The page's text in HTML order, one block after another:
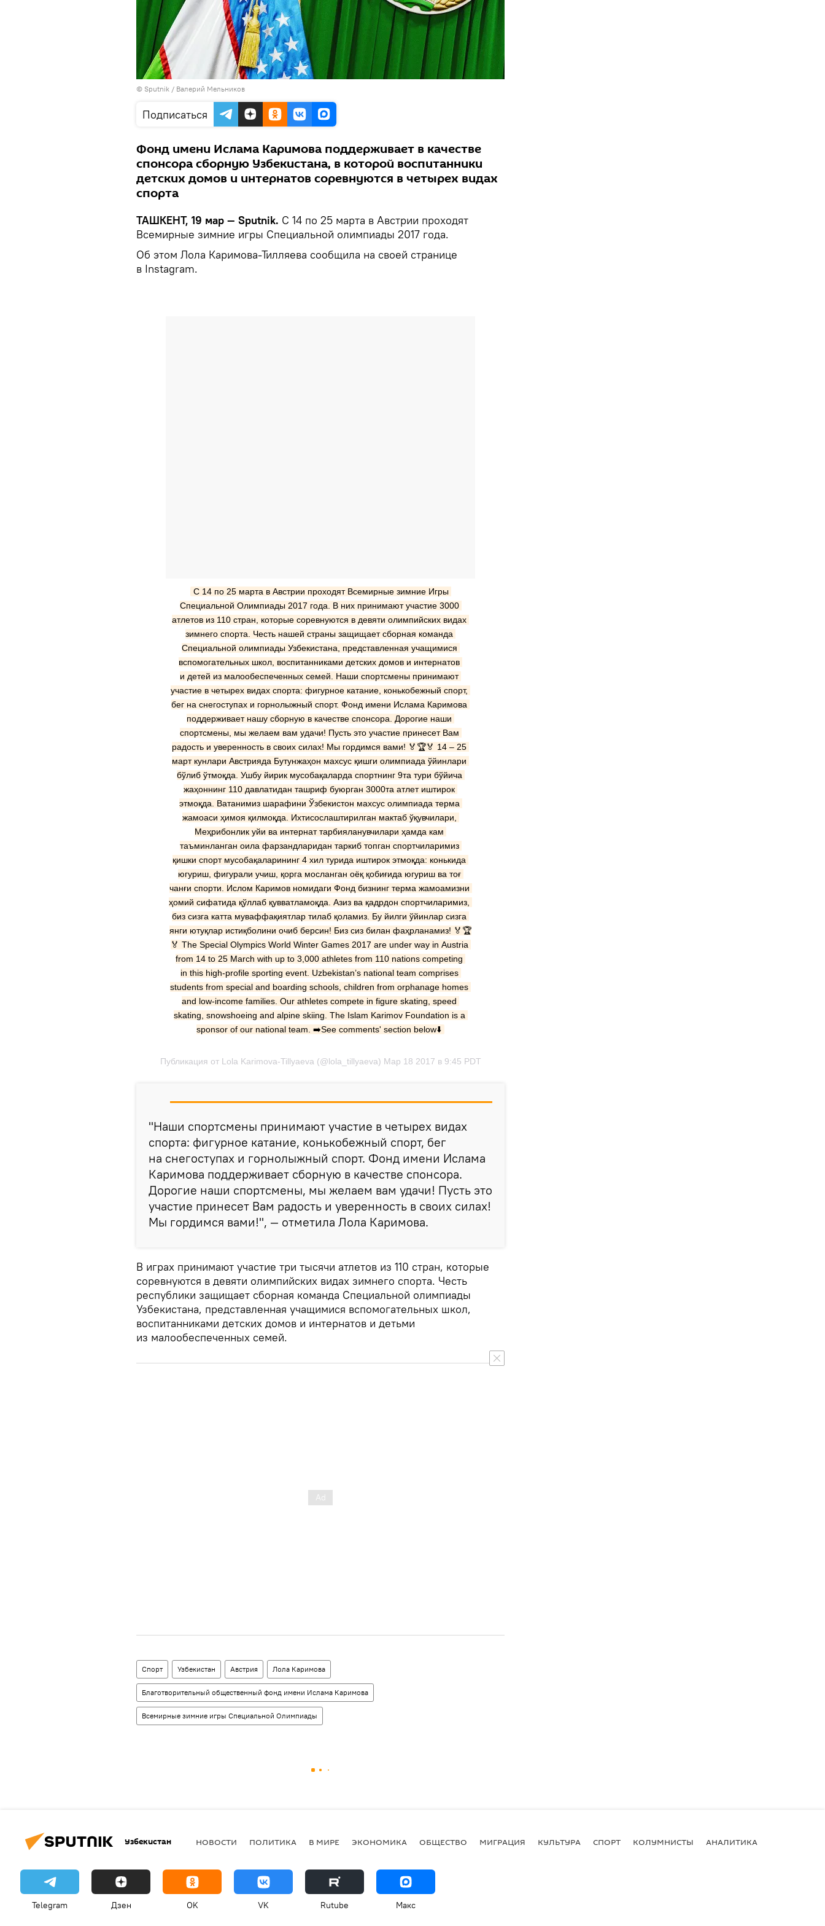
© Sputnik / Валерий Мельников
Подписаться
Фонд имени Ислама Каримова поддерживает в качестве
спонсора сборную Узбекистана, в которой воспитанники
детских домов и интернатов соревнуются в четырех видах
спорта
ТАШКЕНТ, 19 мар — Sputnik. С 14 по 25 марта в Австрии проходят
Всемирные зимние игры Специальной олимпиады 2017 года.
Об этом Лола Каримова-Тилляева сообщила на своей странице
в Instagram.
С 14 по 25 марта в Австрии проходят Всемирные зимние Игры
Специальной Олимпиады 2017 года. В них принимают участие 3000
атлетов из 110 стран, которые соревнуются в девяти олимпийских видах
зимнего спорта. Честь нашей страны защищает сборная команда
Специальной олимпиады Узбекистана, представленная учащимися
вспомогательных школ, воспитанниками детских домов и интернатов
и детей из малообеспеченных семей. Наши спортсмены принимают
участие в четырех видах спорта: фигурное катание, конькобежный спорт,
бег на снегоступах и горнолыжный спорт. Фонд имени Ислама Каримова
поддерживает нашу сборную в качестве спонсора. Дорогие наши
спортсмены, мы желаем вам удачи! Пусть это участие принесет Вам
радость и уверенность в своих силах! Мы гордимся вами! 🏅🏆🏅 14 – 25
март кунлари Австрияда Бутунжаҳон махсус қишги олимпиада ўйинлари
бўлиб ўтмоқда. Ушбу йирик мусобақаларда спортнинг 9та тури бўйича
жаҳоннинг 110 давлатидан ташриф буюрган 3000та атлет иштирок
этмоқда. Ватанимиз шарафини Ўзбекистон махсус олимпиада терма
жамоаси ҳимоя қилмоқда. Ихтисослаштирилган мактаб ўқувчилари,
Меҳрибонлик уйи ва интернат тарбияланувчилари ҳамда кам
таъминланган оила фарзандларидан таркиб топган спортчиларимиз
қишки спорт мусобақаларининг 4 хил турида иштирок этмоқда: конькида
югуриш, фигурали учиш, қорга мосланган oёқ қобиғида югуриш ва тоғ
чанғи спорти. Ислом Каримов номидаги Фонд бизнинг терма жамоамизни
ҳомий сифатида қўллаб қувватламоқда. Азиз ва қадрдон спортчиларимиз,
биз сизга катта муваффақиятлар тилаб қоламиз. Бу йилги ўйинлар сизга
янги ютуқлар истиқболини очиб берсин! Биз сиз билан фаҳрланамиз! 🏅🏆
🏅 The Special Olympics World Winter Games 2017 are under way in Austria
from 14 to 25 March with up to 3,000 athletes from 110 nations competing
in this high-profile sporting event. Uzbekistan’s national team comprises
students from special and boarding schools, children from orphanage homes
and low-income families. Our athletes compete in figure skating, speed
skating, snowshoeing and alpine skiing. The Islam Karimov Foundation is a
sponsor of our national team. ➡️See comments' section below⬇️
Публикация от Lola Karimova-Tillyaeva (@lola_tillyaeva) Мар 18 2017 в 9:45 PDT
"Наши спортсмены принимают участие в четырех видах
спорта: фигурное катание, конькобежный спорт, бег
на снегоступах и горнолыжный спорт. Фонд имени Ислама
Каримова поддерживает сборную в качестве спонсора.
Дорогие наши спортсмены, мы желаем вам удачи! Пусть это
участие принесет Вам радость и уверенность в своих силах!
Мы гордимся вами!", — отметила Лола Каримова.
В играх принимают участие три тысячи атлетов из 110 стран, которые
соревнуются в девяти олимпийских видах зимнего спорта. Честь
республики защищает сборная команда Специальной олимпиады
Узбекистана, представленная учащимися вспомогательных школ,
воспитанниками детских домов и интернатов и детьми
из малообеспеченных семей.
Спорт Узбекистан Австрия Лола Каримова
Благотворительный общественный фонд имени Ислама Каримова
Всемирные зимние игры Специальной Олимпиады
Узбекистан НОВОСТИ ПОЛИТИКА В МИРЕ ЭКОНОМИКА ОБЩЕСТВО МИГРАЦИЯ КУЛЬТУРА СПОРТ КОЛУМНИСТЫ АНАЛИТИКА
Telegram Дзен OK VK Rutube Макс